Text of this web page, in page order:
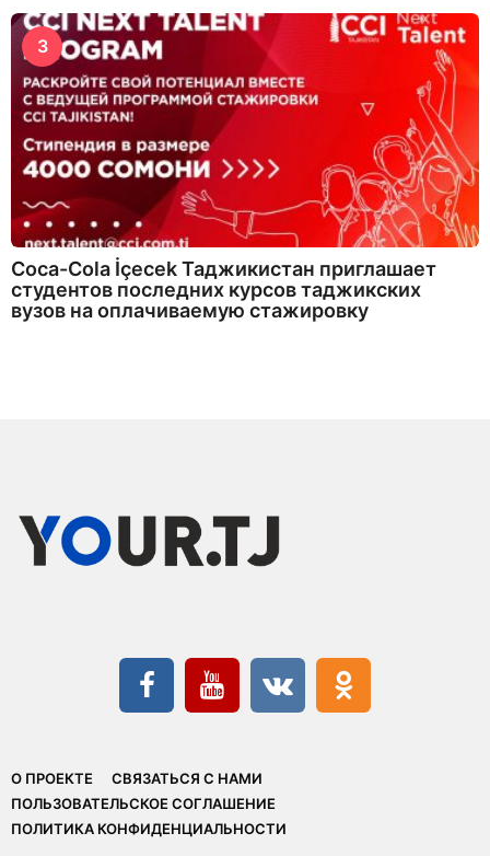
3
Coca-Cola İçecek Таджикистан приглашает
студентов последних курсов таджикских
вузов на оплачиваемую стажировку
О ПРОЕКТЕ
СВЯЗАТЬСЯ С НАМИ
ПОЛЬЗОВАТЕЛЬСКОЕ СОГЛАШЕНИЕ
ПОЛИТИКА КОНФИДЕНЦИАЛЬНОСТИ